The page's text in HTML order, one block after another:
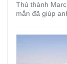
Thủ thành
mắn đã giúp